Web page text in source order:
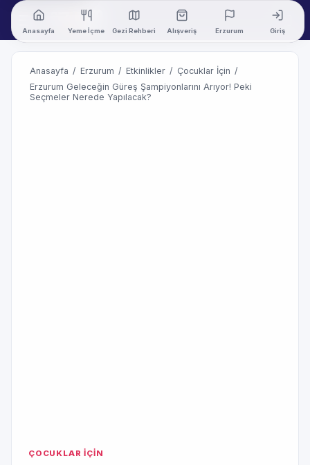
Anasayfa Yeme İçme Gezi Rehberi Alışveriş Erzurum Giriş
Anasayfa / Erzurum / Etkinlikler / Çocuklar İçin /
Erzurum Geleceğin Güreş Şampiyonlarını Arıyor! Peki
Seçmeler Nerede Yapılacak?
ÇOCUKLAR İÇİN